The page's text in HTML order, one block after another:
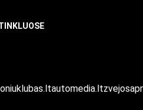
automedia.lt